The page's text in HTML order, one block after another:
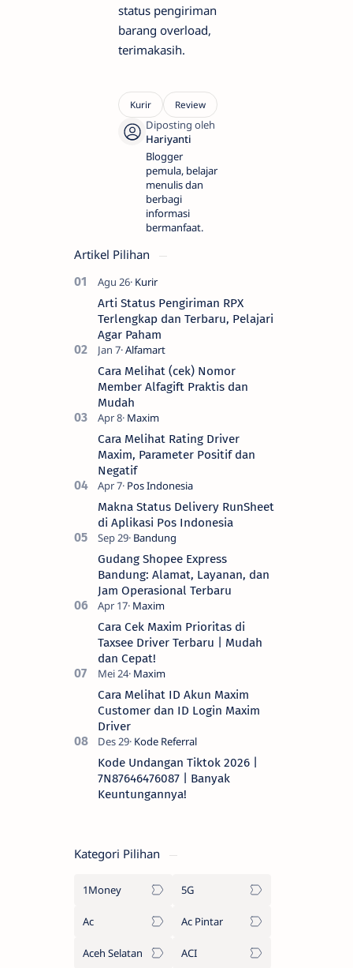
status pengiriman
barang overload,
terimakasih.
Blogger
pemula, belajar
menulis dan
berbagi
informasi
bermanfaat.
Artikel Pilihan
Arti Status Pengiriman RPX
Terlengkap dan Terbaru, Pelajari
Agar Paham
Cara Melihat (cek) Nomor
Member Alfagift Praktis dan
Mudah
Cara Melihat Rating Driver
Maxim, Parameter Positif dan
Negatif
Makna Status Delivery RunSheet
di Aplikasi Pos Indonesia
Gudang Shopee Express
Bandung: Alamat, Layanan, dan
Jam Operasional Terbaru
Cara Cek Maxim Prioritas di
Taxsee Driver Terbaru | Mudah
dan Cepat!
Cara Melihat ID Akun Maxim
Customer dan ID Login Maxim
Driver
Kode Undangan Tiktok 2026 |
7N87646476087 | Banyak
Keuntungannya!
Kategori Pilihan
1Money 5G
Ac Ac Pintar
Aceh Selatan ACI